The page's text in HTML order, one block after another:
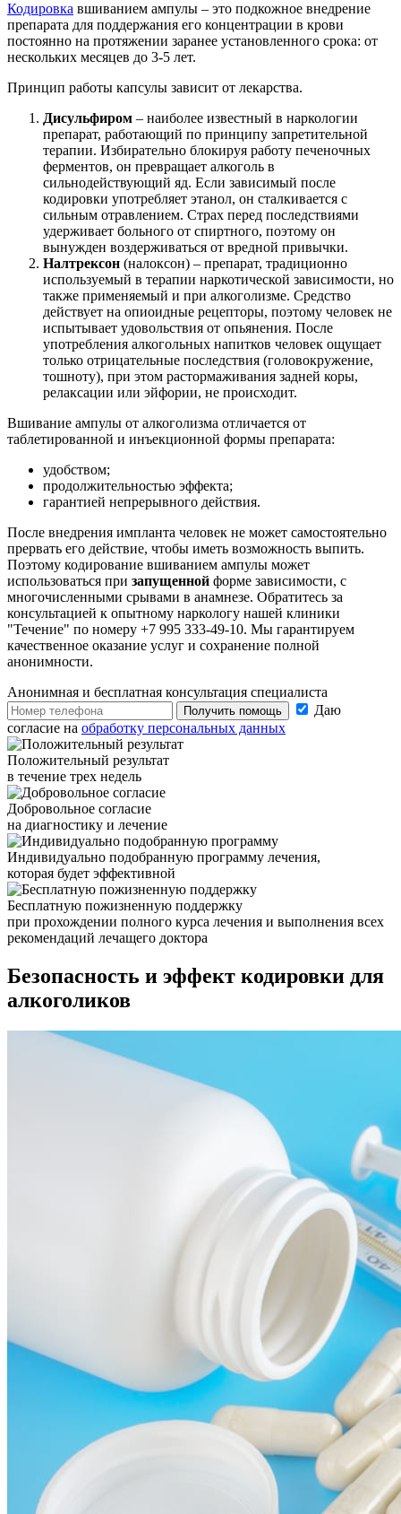
Кодировка вшиванием ампулы – это подкожное внедрение
препарата для поддержания его концентрации в крови
постоянно на протяжении заранее установленного срока: от
нескольких месяцев до 3-5 лет.
Принцип работы капсулы зависит от лекарства.
Дисульфиром – наиболее известный в наркологии
препарат, работающий по принципу запретительной
терапии. Избирательно блокируя работу печеночных
ферментов, он превращает алкоголь в
сильнодействующий яд. Если зависимый после
кодировки употребляет этанол, он сталкивается с
сильным отравлением. Страх перед последствиями
удерживает больного от спиртного, поэтому он
вынужден воздерживаться от вредной привычки.
Налтрексон (налоксон) – препарат, традиционно
используемый в терапии наркотической зависимости, но
также применяемый и при алкоголизме. Средство
действует на опиоидные рецепторы, поэтому человек не
испытывает удовольствия от опьянения. После
употребления алкогольных напитков человек ощущает
только отрицательные последствия (головокружение,
тошноту), при этом растормаживания задней коры,
релаксации или эйфории, не происходит.
Вшивание ампулы от алкоголизма отличается от
таблетированной и инъекционной формы препарата:
удобством;
продолжительностью эффекта;
гарантией непрерывного действия.
После внедрения импланта человек не может самостоятельно
прервать его действие, чтобы иметь возможность выпить.
Поэтому кодирование вшиванием ампулы может
использоваться при запущенной форме зависимости, с
многочисленными срывами в анамнезе. Обратитесь за
консультацией к опытному наркологу нашей клиники
"Течение" по номеру +7 995 333-49-10. Мы гарантируем
качественное оказание услуг и сохранение полной
анонимности.
Анонимная и бесплатная консультация специалиста
Получить помощь
Даю
согласие на обработку персональных данных
Положительный результат
в течение трех недель
Добровольное согласие
на диагностику и лечение
Индивидуально подобранную программу лечения,
которая будет эффективной
Бесплатную пожизненную поддержку
при прохождении полного курса лечения и выполнения всех
рекомендаций лечащего доктора
Безопасность и эффект кодировки для
алкоголиков